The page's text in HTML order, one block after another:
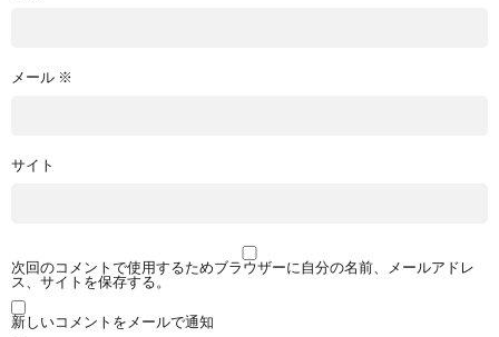
メール ※
サイト
次回のコメントで使用するためブラウザーに自分の名前、メールアドレ
ス、サイトを保存する。
新しいコメントをメールで通知